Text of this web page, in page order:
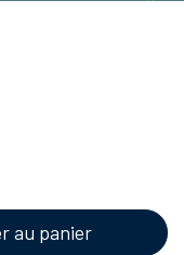
au panier